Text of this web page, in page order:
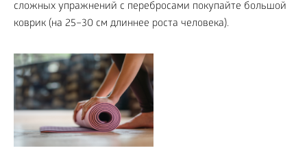
сложных упражнений с перебросами покупайте большой
коврик (на 25–30 см длиннее роста человека).